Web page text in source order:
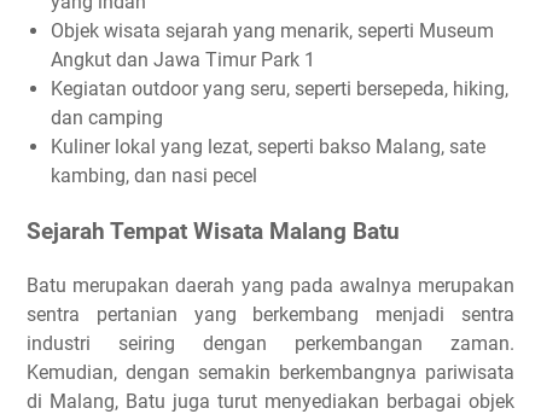
Objek wisata sejarah yang menarik, seperti Museum
Angkut dan Jawa Timur Park 1
Kegiatan outdoor yang seru, seperti bersepeda, hiking,
dan camping
Kuliner lokal yang lezat, seperti bakso Malang, sate
kambing, dan nasi pecel
Sejarah Tempat Wisata Malang Batu
Batu merupakan daerah yang pada awalnya merupakan
sentra pertanian yang berkembang menjadi sentra
industri seiring dengan perkembangan zaman.
Kemudian, dengan semakin berkembangnya pariwisata
di Malang, Batu juga turut menyediakan berbagai objek